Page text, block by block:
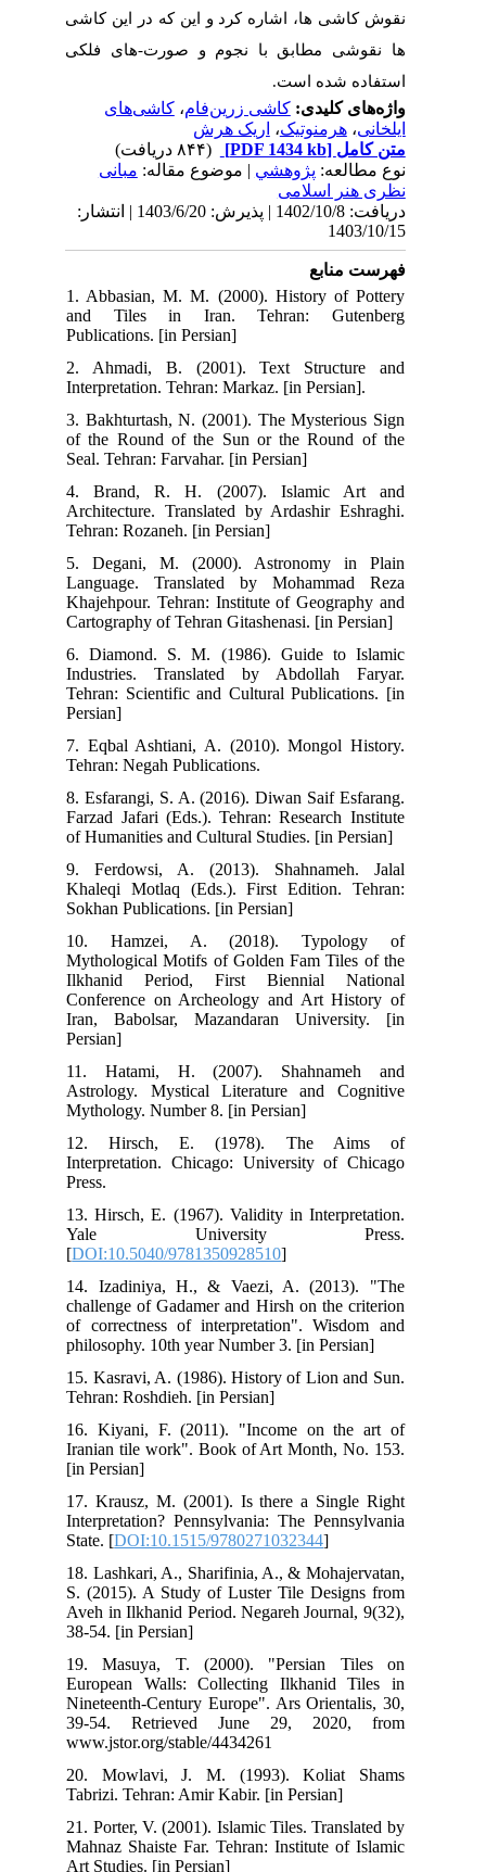
نقوش کاشی ها، اشاره کرد و این که در این کاشی
ها نقوشی مطابق با نجوم و صورت-های فلکی
استفاده شده است.
واژه‌های کلیدی:کاشی زرین‌فام ، کاشی‌های
هرمنوتیک، اریک هرش
متن کامل[PDF 1434 kb]
(۸۴۴ دریافت)
نوع مطالعه: پژوهشي | موضوع مقاله:مبانی
نظری هنر اسلامی
دریافت: 1402/10/8 | پذیرش: 1403/6/20 | انتشار:
1403/10/15
فهرست منابع
1. Abbasian, M. M. (2000). History of Pottery
and Tiles in Iran. Tehran: Gutenberg
Publications. [in Persian]
2. Ahmadi, B. (2001). Text Structure and
Interpretation. Tehran: Markaz. [in Persian].
3. Bakhturtash, N. (2001). The Mysterious Sign
of the Round of the Sun or the Round of the
Seal. Tehran: Farvahar. [in Persian]
4. Brand, R. H. (2007). Islamic Art and
Architecture. Translated by Ardashir Eshraghi.
Tehran: Rozaneh. [in Persian]
5. Degani, M. (2000). Astronomy in Plain
Language. Translated by Mohammad Reza
Khajehpour. Tehran: Institute of Geography and
Cartography of Tehran Gitashenasi. [in Persian]
6. Diamond. S. M. (1986). Guide to Islamic
Industries. Translated by Abdollah Faryar.
Tehran: Scientific and Cultural Publications. [in
7. Eqbal Ashtiani, A. (2010). Mongol History.
Tehran: Negah Publications.
8. Esfarangi, S. A. (2016). Diwan Saif Esfarang.
Farzad Jafari (Eds.). Tehran: Research Institute
of Humanities and Cultural Studies. [in Persian]
9. Ferdowsi, A. (2013). Shahnameh. Jalal
Khaleqi Motlaq (Eds.). First Edition. Tehran:
Sokhan Publications. [in Persian]
10. Hamzei, A. (2018). Typology of
Mythological Motifs of Golden Fam Tiles of the
Ilkhanid Period, First Biennial National
Conference on Archeology and Art History of
Iran, Babolsar, Mazandaran University. [in
11. Hatami, H. (2007). Shahnameh and
Astrology. Mystical Literature and Cognitive
Mythology. Number 8. [in Persian]
12. Hirsch, E. (1978). The Aims of
Interpretation. Chicago: University of Chicago
13. Hirsch, E. (1967). Validity in Interpretation.
Yale University Press.
[DOI:10.5040/9781350928510
14. Izadiniya, H., & Vaezi, A. (2013). "The
challenge of Gadamer and Hirsh on the criterion
of correctness of interpretation". Wisdom and
philosophy. 10th year Number 3. [in Persian]
15. Kasravi, A. (1986). History of Lion and Sun.
Tehran: Roshdieh. [in Persian]
16. Kiyani, F. (2011). "Income on the art of
Iranian tile work". Book of Art Month, No. 153.
[in Persian]
17. Krausz, M. (2001). Is there a Single Right
Interpretation? Pennsylvania: The Pennsylvania
State. [ DOI:10.1515/9780271032344
18. Lashkari, A., Sharifinia, A., & Mohajervatan,
S. (2015). A Study of Luster Tile Designs from
Aveh in Ilkhanid Period. Negareh Journal, 9(32),
38-54. [in Persian]
19. Masuya, T. (2000). "Persian Tiles on
European Walls: Collecting Ilkhanid Tiles in
Nineteenth-Century Europe". Ars Orientalis, 30,
39-54. Retrieved June 29, 2020, from
www.jstor.org/stable/4434261
20. Mowlavi, J. M. (1993). Koliat Shams
Tabrizi. Tehran: Amir Kabir. [in Persian]
21. Porter, V. (2001). Islamic Tiles. Translated by
Mahnaz Shaiste Far. Tehran: Institute of Islamic
Art Studies. [in Persian]